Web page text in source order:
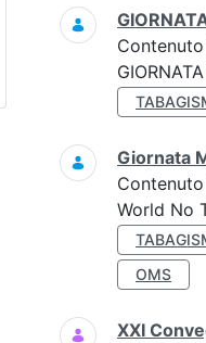
Giornata
World No
OMS
XXI